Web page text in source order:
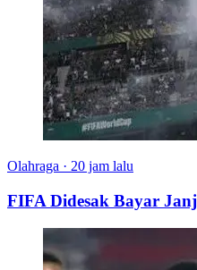
Olahraga · 20 jam lalu
FIFA Didesak Bayar